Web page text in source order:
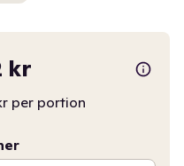
kr
per portion